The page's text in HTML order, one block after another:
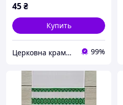
45₴
Купить
Церковна крамниця "Сіон" 99%